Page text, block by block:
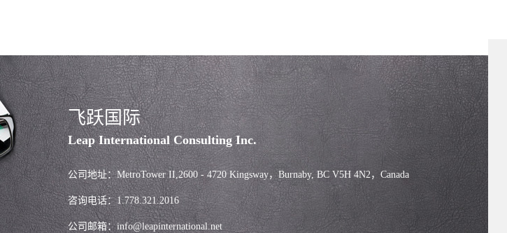
飞跃国际
Leap International Consulting Inc.
公司地址：MetroTower II,2600 - 4720 Kingsway，Burnaby, BC V5H 4N2，Canada
咨询电话：1.778.321.2016
公司邮箱：info@leapinternational.net